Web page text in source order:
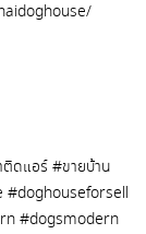
ดแอร์ #ขายบ้าน
#doghouseforsell
#dogsmodern